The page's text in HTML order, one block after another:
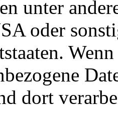
unter
oder
dort